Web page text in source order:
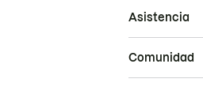
Asistencia
Comunidad